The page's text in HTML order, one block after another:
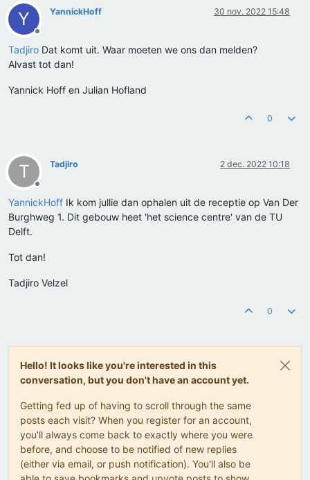
Y
Offline
YannickHoff 30 nov. 2022 15:48
Tadjiro Dat komt uit. Waar moeten we ons dan melden?
Alvast tot dan!
Yannick Hoff en Julian Hofland
0
T
Offline
Tadjiro 2 dec. 2022 10:18
YannickHoff Ik kom jullie dan ophalen uit de receptie op Van Der
Burghweg 1. Dit gebouw heet 'het science centre' van de TU
Delft.
Tot dan!
Tadjiro Velzel
0
Hello! It looks like you're interested in this
conversation, but you don't have an account yet.
Getting fed up of having to scroll through the same
posts each visit? When you register for an account,
you'll always come back to exactly where you were
before, and choose to be notified of new replies
(either via email, or push notification). You'll also be